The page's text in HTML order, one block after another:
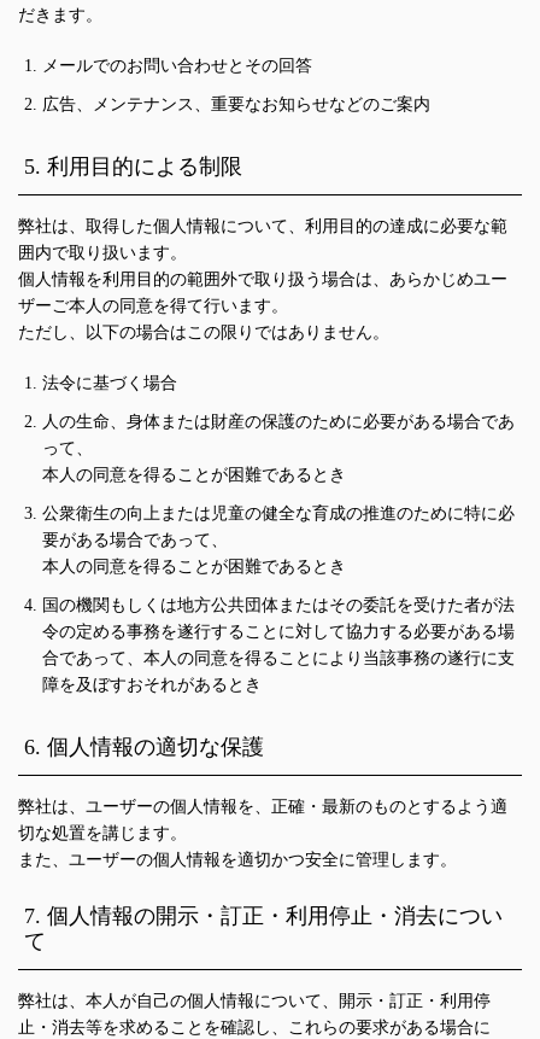
だきます。
メールでのお問い合わせとその回答
広告、メンテナンス、重要なお知らせなどのご案内
5. 利用目的による制限
弊社は、取得した個人情報について、利用目的の達成に必要な範
囲内で取り扱います。
個人情報を利用目的の範囲外で取り扱う場合は、あらかじめユー
ザーご本人の同意を得て行います。
ただし、以下の場合はこの限りではありません。
法令に基づく場合
人の生命、身体または財産の保護のために必要がある場合であ
って、
本人の同意を得ることが困難であるとき
公衆衛生の向上または児童の健全な育成の推進のために特に必
要がある場合であって、
本人の同意を得ることが困難であるとき
国の機関もしくは地方公共団体またはその委託を受けた者が法
令の定める事務を遂行することに対して協力する必要がある場
合であって、本人の同意を得ることにより当該事務の遂行に支
障を及ぼすおそれがあるとき
6. 個人情報の適切な保護
弊社は、ユーザーの個人情報を、正確・最新のものとするよう適
切な処置を講じます。
また、ユーザーの個人情報を適切かつ安全に管理します。
7. 個人情報の開示・訂正・利用停止・消去につい
て
弊社は、本人が自己の個人情報について、開示・訂正・利用停
止・消去等を求めることを確認し、これらの要求がある場合に